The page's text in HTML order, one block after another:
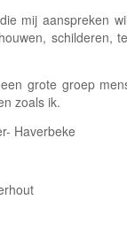
mij aanspreken
schilderen,
grote groep
zoals ik.
Haverbeke